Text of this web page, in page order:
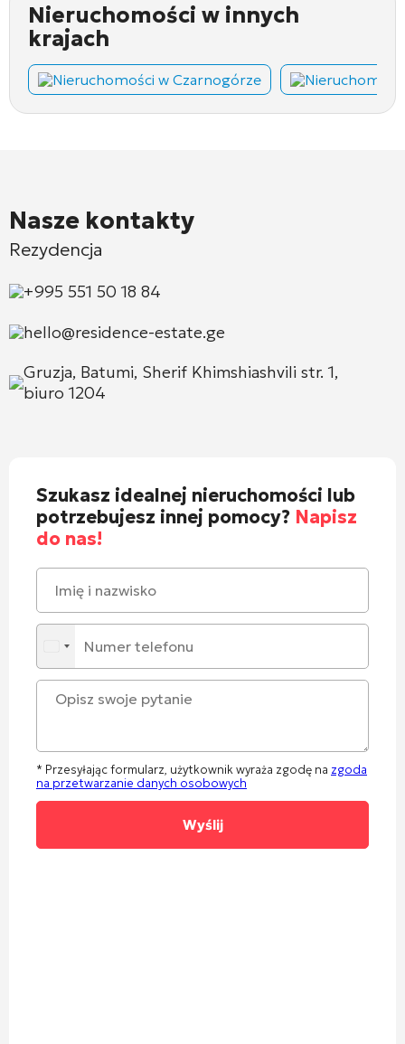
Nieruchomości w innych
krajach
Nieruchomości w Czarnogórze
Nasze kontakty
Rezydencja
+995 551 50 18 84
hello@residence-estate.ge
Gruzja, Batumi, Sherif Khimshiashvili str. 1,
biuro 1204
Szukasz idealnej nieruchomości lub
potrzebujesz innej pomocy? Napisz
do nas!
* Przesyłając formularz, użytkownik wyraża zgodę na zgoda
na przetwarzanie danych osobowych